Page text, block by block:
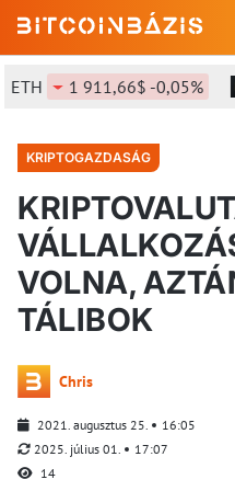
1 911,66$ -0,05%
KRIPTOGAZDASÁG
VOLNA,
TÁLIBOK
Chris
2021. augusztus 25.
16:05
2025. július 01.
17:07
14